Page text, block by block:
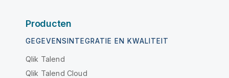
Producten
GEGEVENSINTEGRATIE EN KWALITEIT
Qlik Talend
Qlik Talend Cloud